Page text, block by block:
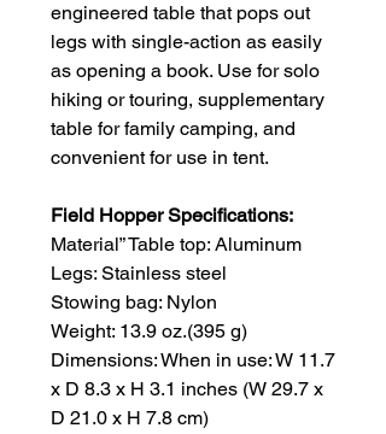
engineered table that pops out
legs with single-action as easily
as opening a book. Use for solo
hiking or touring, supplementary
table for family camping, and
convenient for use in tent.
Field Hopper Specifications:
Material” Table top: Aluminum
Legs: Stainless steel
Stowing bag: Nylon
Weight: 13.9 oz.(395 g)
Dimensions: When in use: W 11.7
x D 8.3 x H 3.1 inches (W 29.7 x
D 21.0 x H 7.8 cm)